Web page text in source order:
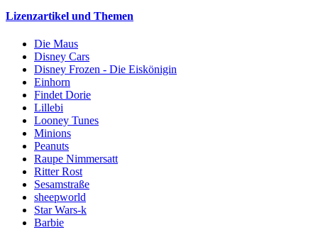
Lizenzartikel und Themen
Die Maus
Disney Cars
Disney Frozen - Die Eiskönigin
Einhorn
Findet Dorie
Lillebi
Looney Tunes
Minions
Peanuts
Raupe Nimmersatt
Ritter Rost
Sesamstraße
sheepworld
Star Wars-k
Barbie